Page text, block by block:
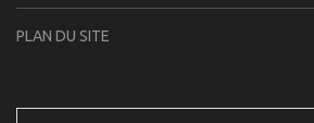
PLAN DU SITE